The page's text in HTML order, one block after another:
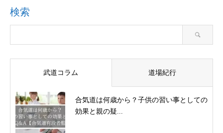
検索
武道コラム 道場紀行
合気道は何歳から？子供の習い事としての
効果と親の疑...